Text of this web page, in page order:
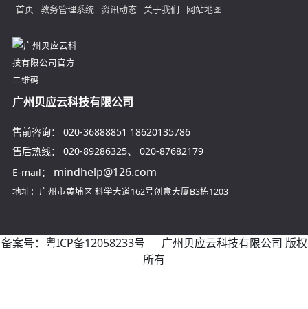
首页 教务管理系统 资讯动态 关于我们 网站地图
广州贝应云科技有限公司
售前咨询： 020-36888851 18620135786
售后热线：
020-89286325、 020-87682179
E-mail：
mindhelp@126.com
地址：广州市黄埔区 科学大道162号创意大厦B3栋1203
备案号： 粤ICP备12058233号 广州贝应云科技有限公司 版权
所有